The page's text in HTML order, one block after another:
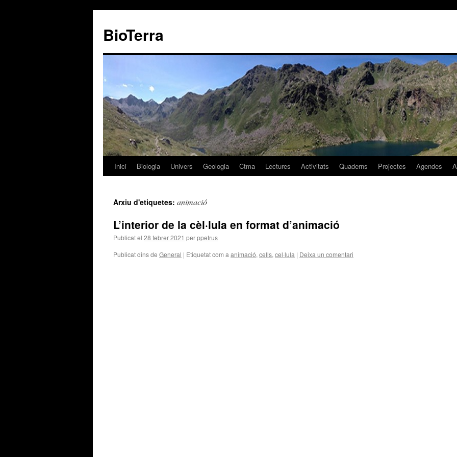
BioTerra
Vés
contingut
Inici Biologia Univers Geologia Ctma Lectures Activitats Quaderns Projectes Agendes
Arxiu d'etiquetes: animació
L’interior de la cèl·lula en format d’animació
Publicat el 28 febrer 2021 perppetrus
Publicat dins de General | Etiquetat com a animació, cells, cel·lula | Deixa un comentari